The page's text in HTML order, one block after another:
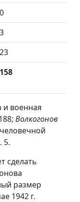
и военная
Волкогонов
5.
сделать
размер
1942 г.